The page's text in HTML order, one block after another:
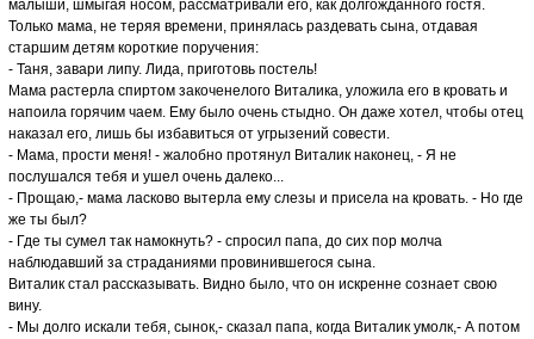
малыши, шмыгая носом, рассматривали его, как долгожданного гостя.
Только мама, не теряя времени, принялась раздевать сына, отдавая
старшим детям короткие поручения:
- Таня, завари липу. Лида, приготовь постель!
Мама растерла спиртом закоченелого Виталика, уложила его в кровать и
напоила горячим чаем. Ему было очень стыдно. Он даже хотел, чтобы отец
наказал его, лишь бы избавиться от угрызений совести.
- Мама, прости меня! - жалобно протянул Виталик наконец, - Я не
послушался тебя и ушел очень далеко...
- Прощаю,- мама ласково вытерла ему слезы и присела на кровать. - Но где
же ты был?
- Где ты сумел так намокнуть? - спросил папа, до сих пор молча
наблюдавший за страданиями провинившегося сына.
Виталик стал рассказывать. Видно было, что он искренне сознает свою
вину.
- Мы долго искали тебя, сынок,- сказал папа, когда Виталик умолк,- А потом